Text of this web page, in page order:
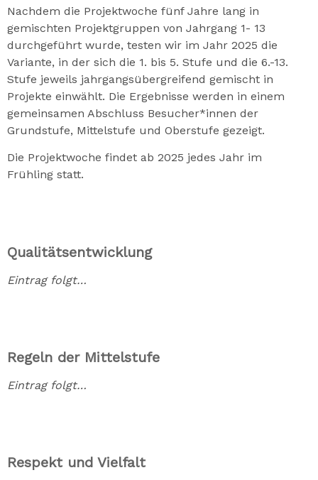
Nachdem die Projektwoche fünf Jahre lang in
gemischten Projektgruppen von Jahrgang 1- 13
durchgeführt wurde, testen wir im Jahr 2025 die
Variante, in der sich die 1. bis 5. Stufe und die 6.-13.
Stufe jeweils jahrgangsübergreifend gemischt in
Projekte einwählt. Die Ergebnisse werden in einem
gemeinsamen Abschluss Besucher*innen der
Grundstufe, Mittelstufe und Oberstufe gezeigt.
Die Projektwoche findet ab 2025 jedes Jahr im
Frühling statt.
Qualitätsentwicklung
Eintrag folgt…
Regeln der Mittelstufe
Eintrag folgt…
Respekt und Vielfalt